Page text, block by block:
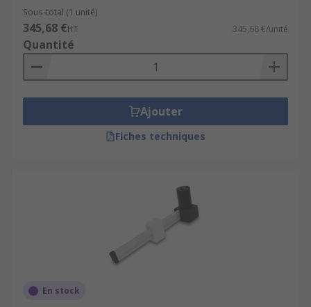
Sous-total (1 unité)
345,68 €HT 345,68 €/unité
Quantité
Ajouter
Fiches techniques
En stock